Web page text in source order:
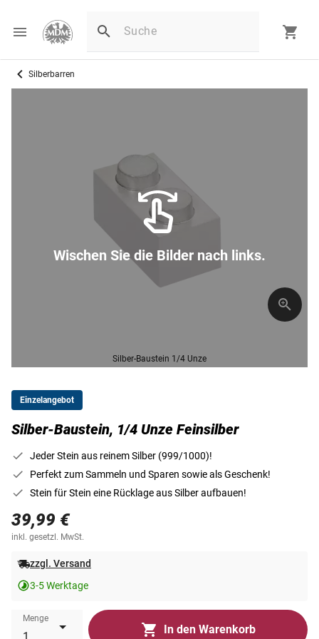
Silberbarren
Silber-Baustein 1/4 Unze
Wischen Sie die Bilder nach links.
Einzelangebot
Silber-Baustein, 1/4 Unze Feinsilber
Jeder Stein aus reinem Silber (999/1000)!
Perfekt zum Sammeln und Sparen sowie als Geschenk!
Stein für Stein eine Rücklage aus Silber aufbauen!
39,99 €
inkl. gesetzl. MwSt.
zzgl. Versand
3-5 Werktage
Menge
In den Warenkorb